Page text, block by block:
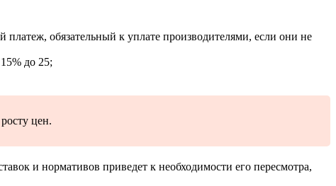
платеж, обязательный к уплате производителями, если они не
до 25;
цен.
и нормативов приведет к необходимости его пересмотра,